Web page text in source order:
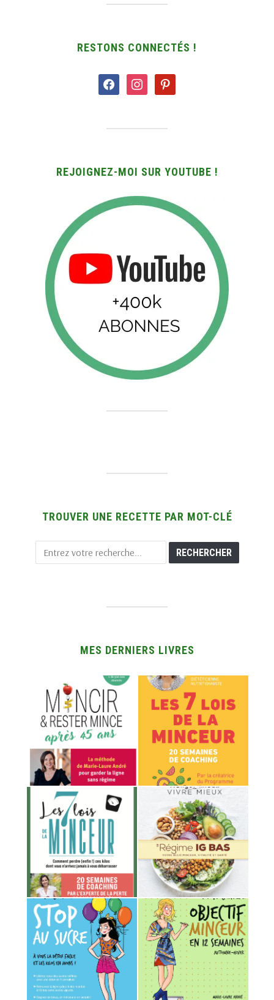
RESTONS CONNECTÉS !
facebookinstagrampinterest
REJOIGNEZ-MOI SUR YOUTUBE !
TROUVER UNE RECETTE PAR MOT-CLÉ
MES DERNIERS LIVRES